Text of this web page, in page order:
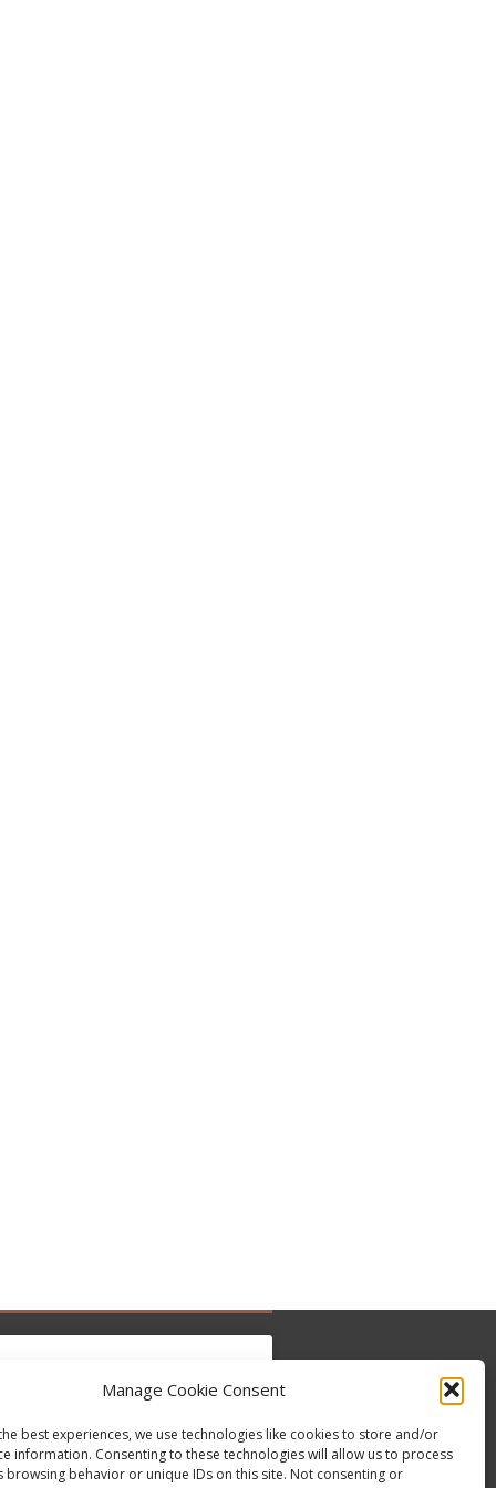
Manage Cookie Consent
best experiences, we use technologies like cookies to store and/or
information. Consenting to these technologies will allow us to process
browsing behavior or unique IDs on this site. Not consenting or
Tweets by @occupytheseed
accept marketing cookies and enable this
content